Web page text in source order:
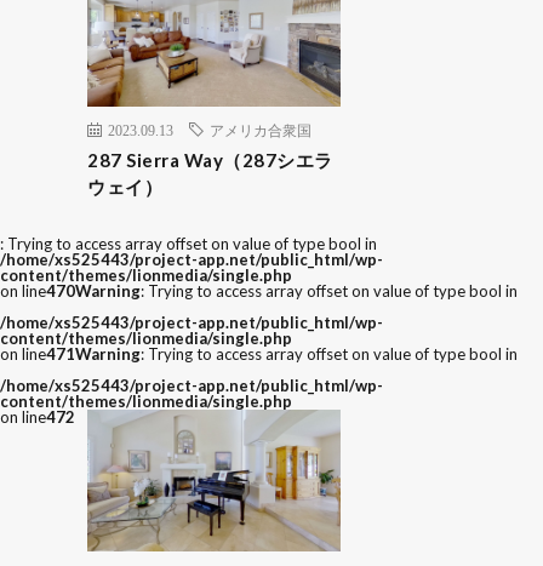
2023.09.13 アメリカ合衆国
287 Sierra Way（287シエラ
ウェイ）
: Trying to access array offset on value of type bool in
/home/xs525443/project-app.net/public_html/wp-
content/themes/lionmedia/single.php
on line470Warning: Trying to access array offset on value of type bool in
/home/xs525443/project-app.net/public_html/wp-
content/themes/lionmedia/single.php
on line471Warning: Trying to access array offset on value of type bool in
/home/xs525443/project-app.net/public_html/wp-
content/themes/lionmedia/single.php
on line472